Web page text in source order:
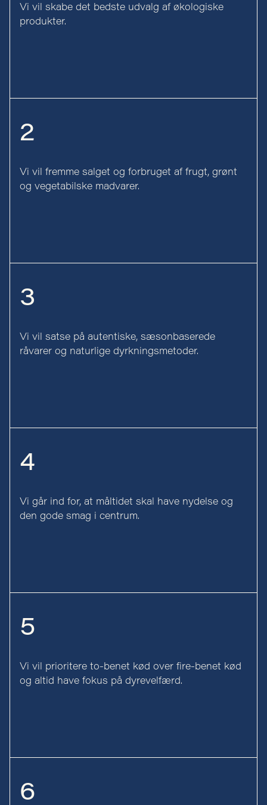
Vi vil skabe det bedste udvalg af økologiske
produkter.
2
Vi vil fremme salget og forbruget af frugt, grønt
og vegetabilske madvarer.
3
Vi vil satse på autentiske, sæsonbaserede
råvarer og naturlige dyrkningsmetoder.
4
Vi går ind for, at måltidet skal have nydelse og
den gode smag i centrum.
5
Vi vil prioritere to-benet kød over fire-benet kød
og altid have fokus på dyrevelfærd.
6